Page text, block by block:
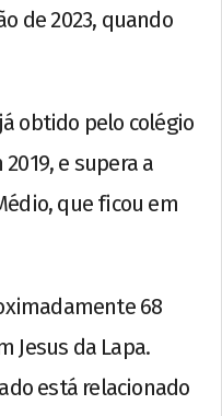
de 2023, quando
obtido pelo colégio
e supera a
que ficou em
68
Jesus da Lapa.
está relacionado